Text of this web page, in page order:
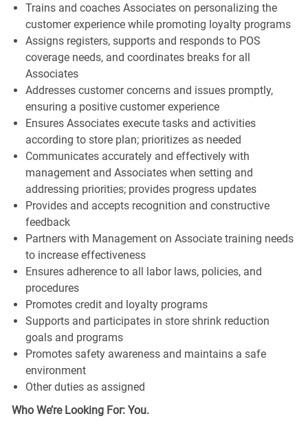
Trains and coaches Associates on personalizing the
customer experience while promoting loyalty programs
Assigns registers, supports and responds to POS
coverage needs, and coordinates breaks for all
Associates
Addresses customer concerns and issues promptly,
ensuring a positive customer experience
Ensures Associates execute tasks and activities
according to store plan; prioritizes as needed
Communicates accurately and effectively with
management and Associates when setting and
addressing priorities; provides progress updates
Provides and accepts recognition and constructive
feedback
Partners with Management on Associate training needs
to increase effectiveness
Ensures adherence to all labor laws, policies, and
procedures
Promotes credit and loyalty programs
Supports and participates in store shrink reduction
goals and programs
Promotes safety awareness and maintains a safe
environment
Other duties as assigned
Who We’re Looking For: You.